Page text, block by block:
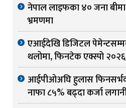
नेपाल लाइफका ४० जना
भ्रमणमा
एआईदेखि डिजिटल
थलोमा, फिनटेक एक्स्पो
आईपीओअघि हुलास
नाफा ८५% बढ्दा कर्जा